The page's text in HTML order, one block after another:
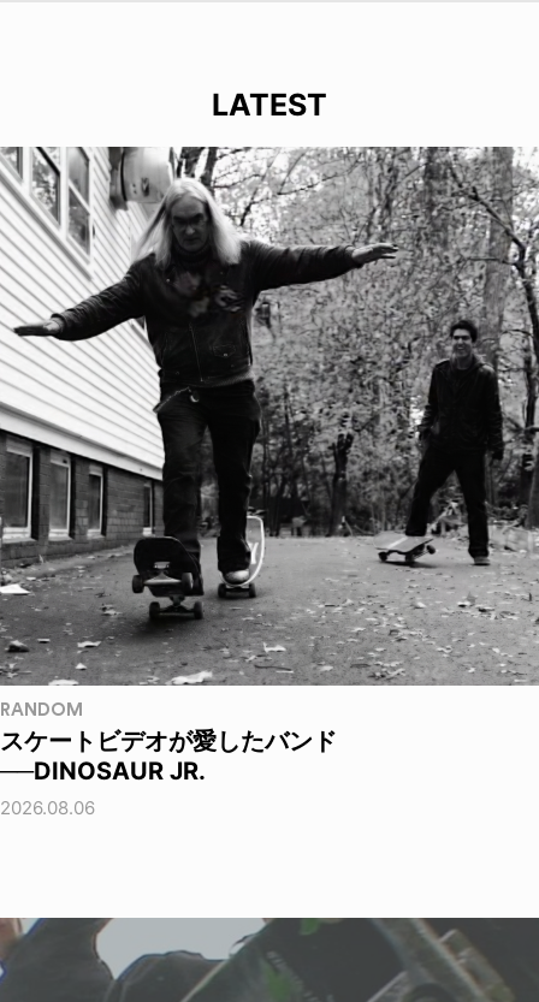
LATEST
RANDOM
スケートビデオが愛したバンド
──DINOSAUR JR.
2026.08.06